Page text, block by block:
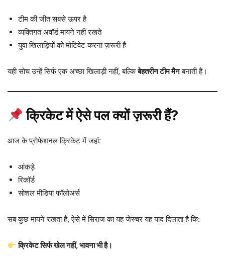
टीम की जीत सबसे ऊपर है
व्यक्तिगत अवॉर्ड मायने नहीं रखते
युवा खिलाड़ियों को मोटिवेट करना ज़रूरी है
यही सोच उन्हें सिर्फ एक अच्छा खिलाड़ी नहीं, बल्किबेहतरीन टीम मैनबनाती है।
क्रिकेट में ऐसे पल क्यों ज़रूरी हैं?
आज के प्रोफेशनल क्रिकेट में जहां:
आंकड़े
रिकॉर्ड
सोशल मीडिया फॉलोअर्स
सब कुछ मायने रखता है, ऐसे में सिराज का यह जेस्चर यह याद दिलाता है कि:
क्रिकेट सिर्फ खेल नहीं, भावना भी है।